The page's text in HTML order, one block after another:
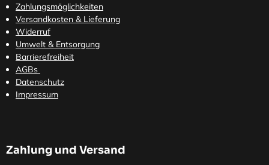
Zahlungsmöglichkeiten
Versandkosten & Lieferung
Widerruf
Umwelt & Entsorgung
Barrierefreiheit
AGBs
Datenschutz
Impressum
Zahlung und Versand